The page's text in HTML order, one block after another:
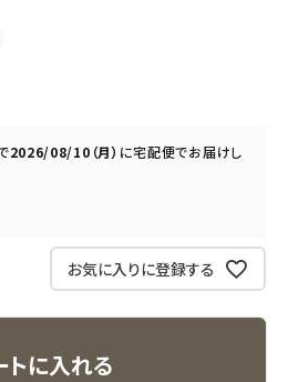
2026/08/10（月） に宅配便でお届けし
お気に入りに登録する
トに入れる